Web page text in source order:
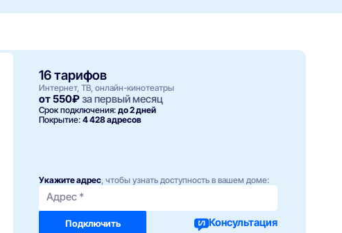
16 тарифов
Интернет, ТВ, онлайн-кинотеатры
от 550₽за первый месяц
Срок подключения:до 2 дней
Покрытие:4 428 адресов
Укажите адрес, чтобы узнать доступность в вашем доме:
Адрес *
Подключить Консультация